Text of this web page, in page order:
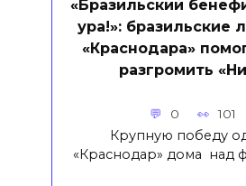
«Бразильский
ура!»: бразильские
«Краснодара»
разгромить
0 101
Крупную победу
«Краснодар» дома над